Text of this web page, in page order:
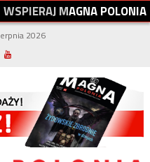
WSPIERAJMAGNAPOLONIA
2026